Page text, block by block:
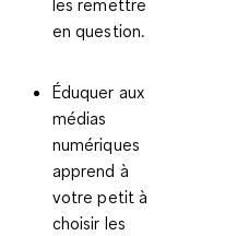
les remettre
en question.
Éduquer aux
médias
numériques
apprend à
votre petit à
choisir les